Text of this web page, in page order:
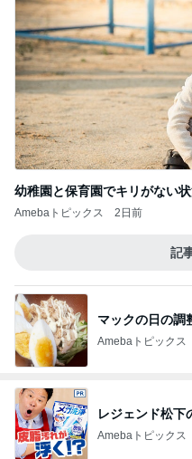
幼稚園と保育園でキリがない
Amebaトピックス 2日前
記
マックの日の調
Amebaトピックス
レジェンド松下
Amebaトピックス